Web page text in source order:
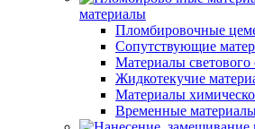
материалы
Пломбировочные
Сопутствующие
Материалы светового
Жидкотекучие
Материалы
Временные